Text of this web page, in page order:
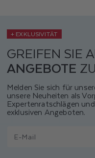
+ EXKLUSIVITÄT
GREIFEN SIE
ANGEBOTE ZU
Melden Sie sich für
unsere Neuheiten als
Expertenratschlägen
exklusiven Angeboten.
E-Mail